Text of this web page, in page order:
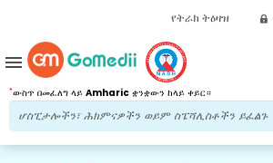
የትራክ ትዕዛዝ
*ውስጥ በመፈለግ ላይ Amharic ቋንቋውን ከላይ ቀይር።
menu